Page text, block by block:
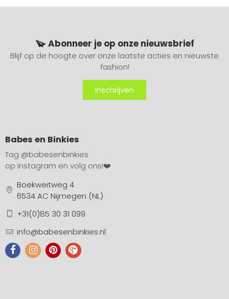
Abonneer je op onze nieuwsbrief
Blijf op de hoogte over onze laatste acties en nieuwste
fashion!
Inschrijven
Babes en Binkies
Tag @babesenbinkies
op Instagram en volg ons!❤️
Boekweitweg 4
6534 AC Nijmegen (NL)
+31(0)85 30 31 099
info@babesenbinkies.nl